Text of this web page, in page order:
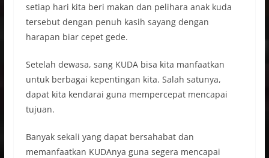
setiap hari kita beri makan dan pelihara anak kuda
tersebut dengan penuh kasih sayang dengan
harapan biar cepet gede.
Setelah dewasa, sang KUDA bisa kita manfaatkan
untuk berbagai kepentingan kita. Salah satunya,
dapat kita kendarai guna mempercepat mencapai
tujuan.
Banyak sekali yang dapat bersahabat dan
memanfaatkan KUDAnya guna segera mencapai